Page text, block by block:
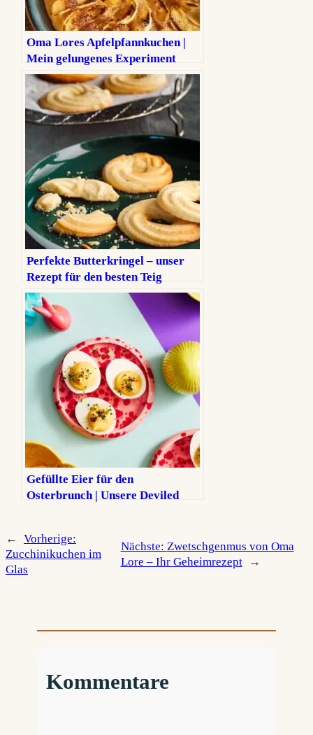
Oma Lores Apfelpfannkuchen |
Mein gelungenes Experiment
Perfekte Butterkringel – unser
Rezept für den besten Teig
Gefüllte Eier für den
Osterbrunch | Unsere Deviled
←
Vorherige:
Zucchinikuchen im
Glas
Nächste: Zwetschgenmus von Oma
Lore – Ihr Geheimrezept
→
Kommentare